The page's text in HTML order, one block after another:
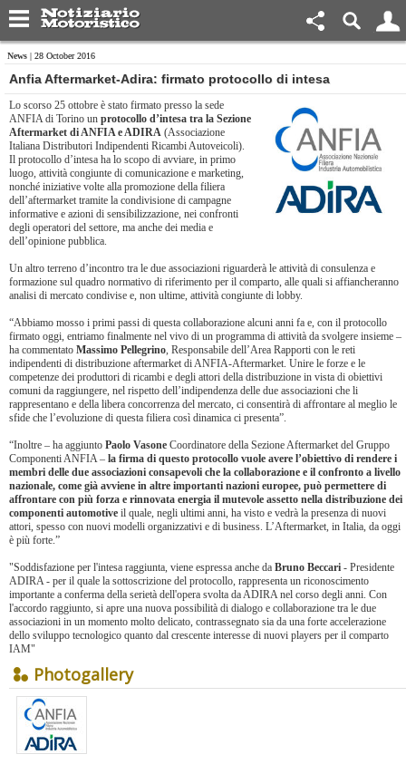
News | 28 October 2016
Anfia Aftermarket-Adira: firmato protocollo di intesa
Lo scorso 25 ottobre è stato firmato presso la sede
ANFIA di Torino un protocollo d’intesa tra la Sezione
Aftermarket di ANFIA e ADIRA (Associazione
Italiana Distributori Indipendenti Ricambi Autoveicoli).
Il protocollo d’intesa ha lo scopo di avviare, in primo
luogo, attività congiunte di comunicazione e marketing,
nonché iniziative volte alla promozione della filiera
dell’aftermarket tramite la condivisione di campagne
informative e azioni di sensibilizzazione, nei confronti
degli operatori del settore, ma anche dei media e
dell’opinione pubblica.
Un altro terreno d’incontro tra le due associazioni riguarderà le attività di consulenza e
formazione sul quadro normativo di riferimento per il comparto, alle quali si affiancheranno
analisi di mercato condivise e, non ultime, attività congiunte di lobby.
“Abbiamo mosso i primi passi di questa collaborazione alcuni anni fa e, con il protocollo
firmato oggi, entriamo finalmente nel vivo di un programma di attività da svolgere insieme –
ha commentato Massimo Pellegrino, Responsabile dell’Area Rapporti con le reti
indipendenti di distribuzione aftermarket di ANFIA-Aftermarket. Unire le forze e le
competenze dei produttori di ricambi e degli attori della distribuzione in vista di obiettivi
comuni da raggiungere, nel rispetto dell’indipendenza delle due associazioni che li
rappresentano e della libera concorrenza del mercato, ci consentirà di affrontare al meglio le
sfide che l’evoluzione di questa filiera così dinamica ci presenta”.
“Inoltre – ha aggiunto Paolo Vasone Coordinatore della Sezione Aftermarket del Gruppo
Componenti ANFIA – la firma di questo protocollo vuole avere l’obiettivo di rendere i
membri delle due associazioni consapevoli che la collaborazione e il confronto a livello
nazionale, come già avviene in altre importanti nazioni europee, può permettere di
affrontare con più forza e rinnovata energia il mutevole assetto nella distribuzione dei
componenti automotive il quale, negli ultimi anni, ha visto e vedrà la presenza di nuovi
attori, spesso con nuovi modelli organizzativi e di business. L’Aftermarket, in Italia, da oggi
è più forte.”
"Soddisfazione per l'intesa raggiunta, viene espressa anche da Bruno Beccari - Presidente
ADIRA - per il quale la sottoscrizione del protocollo, rappresenta un riconoscimento
importante a conferma della serietà dell'opera svolta da ADIRA nel corso degli anni. Con
l'accordo raggiunto, si apre una nuova possibilità di dialogo e collaborazione tra le due
associazioni in un momento molto delicato, contrassegnato sia da una forte accelerazione
dello sviluppo tecnologico quanto dal crescente interesse di nuovi players per il comparto
IAM"
Photogallery